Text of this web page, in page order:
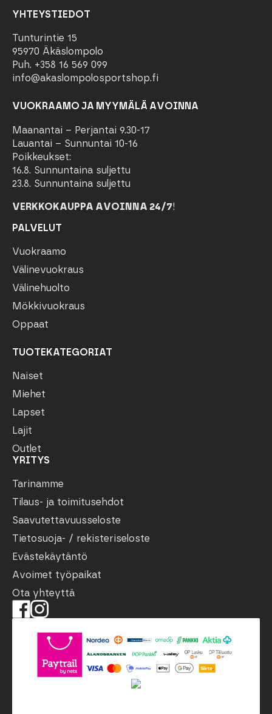
YHTEYSTIEDOT
Tunturintie 15
95970 Äkäslompolo
Puh. +358 16 569 099
info@akaslompolosportshop.fi
VUOKRAAMO JA MYYMÄLÄ AVOINNA
Maanantai – Perjantai 9.30-17
Lauantai – Sunnuntai 10-16
Poikkeukset:
16.8. Sunnuntaina suljettu
23.8. Sunnuntaina suljettu
VERKKOKAUPPA AVOINNA 24/7!
PALVELUT
Vuokraamo
Välinevuokraus
Välinehuolto
Mökkivuokraus
Oppaat
TUOTEKATEGORIAT
Naiset
Miehet
Lapset
Lajit
Outlet
YRITYS
Tarinamme
Tilaus- ja toimitusehdot
Saavutettavuusseloste
Tietosuoja- / rekisteriseloste
Evästekäytäntö
Avoimet työpaikat
Ota yhteyttä